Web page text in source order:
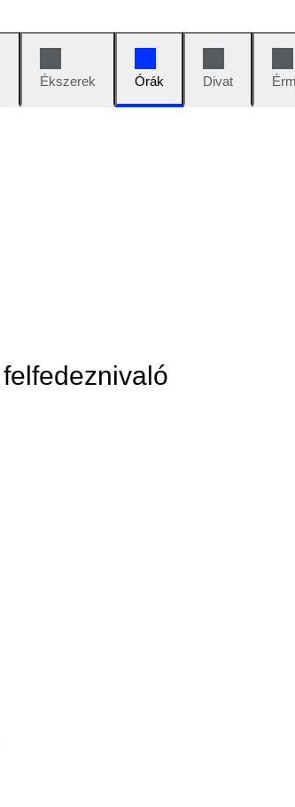
Ékszerek Órák Divat